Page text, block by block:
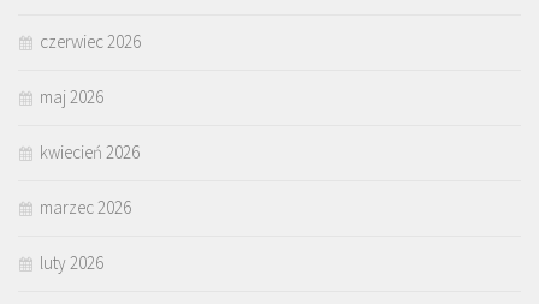
czerwiec 2026
maj 2026
kwiecień 2026
marzec 2026
luty 2026